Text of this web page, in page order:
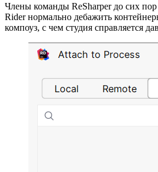
Члены команды ReSharper до сих пор
Rider нормально дебажить
компоуз, с чем студия справляется